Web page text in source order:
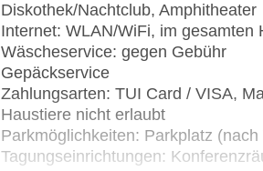
Diskothek/Nachtclub, Amphitheater
Internet: WLAN/WiFi, im gesamten
Wäscheservice: gegen Gebühr
Gepäckservice
Zahlungsarten: TUI Card / VISA,
Haustiere nicht erlaubt
Parkmöglichkeiten: Parkplatz
Tagungseinrichtungen: